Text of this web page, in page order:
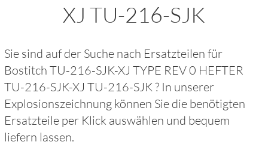
XJ TU-216-SJK
Sie sind auf der Suche nach Ersatzteilen für
Bostitch TU-216-SJK-XJ TYPE REV 0 HEFTER
TU-216-SJK-XJ TU-216-SJK? In unserer
Explosionszeichnung können Sie die benötigten
Ersatzteile per Klick auswählen und bequem
liefern lassen.